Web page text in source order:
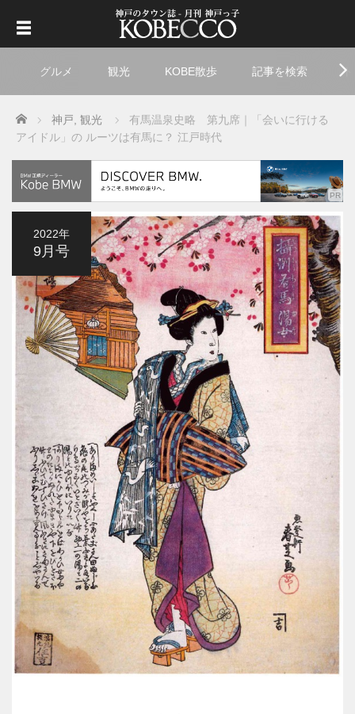
グルメ 観光 KOBE散歩 記事を検索
Home 神戸 観光
有馬温泉史略 第九席｜「会いに行ける
アイドル」の ルーツは有馬に？ 江戸時代
2022年
9月号